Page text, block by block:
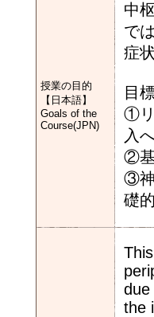
授業の目的
【日本語】
Goals of the
Course(JPN)
中
で
症
目
①リ
入
②基
③神
礎
due
the